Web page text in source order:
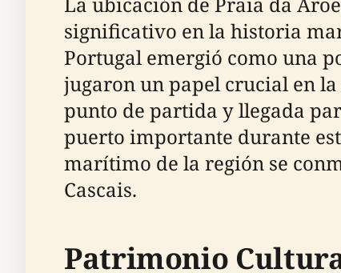
significativo en la historia
Portugal emergió como una
jugaron un papel crucial en
punto de partida y llegada
puerto importante durante
marítimo de la región se
Cascais.
Patrimonio